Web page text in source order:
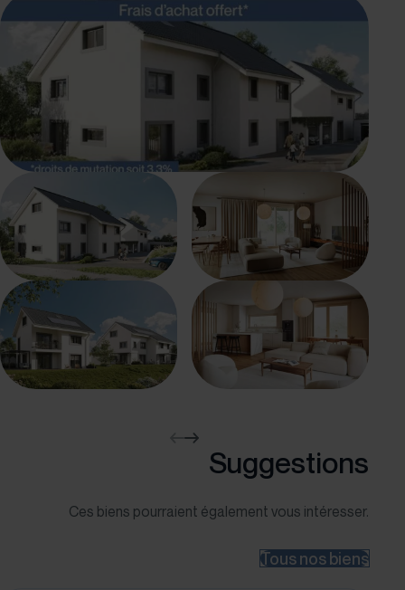
Avec plus de 136 m² habitables, cette villa de 5.5 pièces a
été pensée pour offrir des espaces généreux et
fonctionnels, parfait pour répondre aux besoins d'une
famille en quête de confort et de convivialité.La
conception moderne allie élégance et praticité, créant une
atmosphère chaleureuse et accueillante autour des
champs.
Cette promotion "Les Coteaux" est la résidence idéale
pour celles et ceux qui aspirent à une combinaison parfaite
entre harmonie et confort.
Vous aurez la chance de choisir
les matériaux et les finitions de votre future villa, vous
permettant de créer un espace qui vous ressemble, les
budgets alloués étant généreux.
Nous organisons volontiers un rendez-vous à votre
convenance pour plus de détails.
Cette maison est composée
Une buanderie privée
Un local technique en commun
Suggestions
Ces biens pourraient également vous intéresser.
Tous nos biens